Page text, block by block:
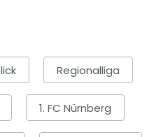
Regionalliga
1. FC Nürnberg